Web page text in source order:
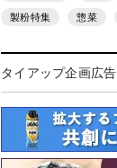
製粉特集 惣菜
タイアップ企画広告